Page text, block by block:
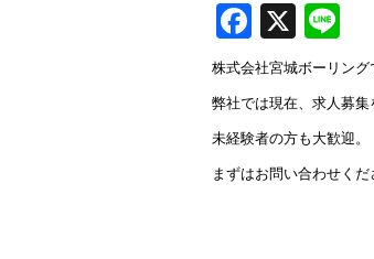
Fa
ce
bo
ok
X
ne
株式会社宮城ボーリング
弊社では現在、求人募集
未経験者の方も大歓迎。
まずはお問い合わせくだ